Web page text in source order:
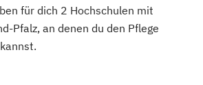
für dich 2 Hochschulen mit
Pfalz, an denen du den Pflege